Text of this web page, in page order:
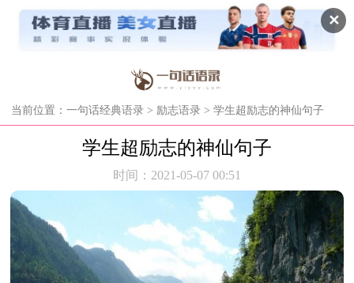
✕
当前位置： 一句话经典语录 > 励志语录 > 学生超励志的神仙句子
学生超励志的神仙句子
时间：2021-05-07 00:51